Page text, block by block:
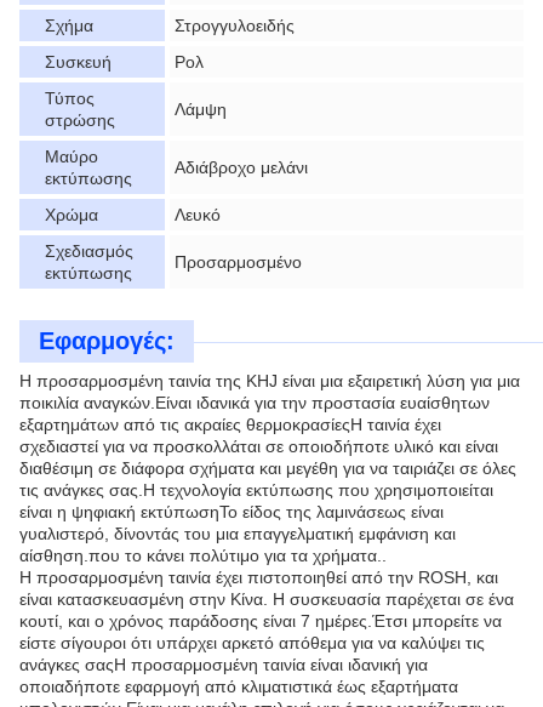
Σχήμα
Στρογγυλοειδής
Συσκευή
Ρολ
Τύπος
στρώσης
Λάμψη
Μαύρο
εκτύπωσης
Αδιάβροχο μελάνι
Χρώμα
Λευκό
Σχεδιασμός
εκτύπωσης
Προσαρμοσμένο
Εφαρμογές:
Η προσαρμοσμένη ταινία της KHJ είναι μια εξαιρετική λύση για μια
ποικιλία αναγκών.Είναι ιδανικά για την προστασία ευαίσθητων
εξαρτημάτων από τις ακραίες θερμοκρασίεςΗ ταινία έχει
σχεδιαστεί για να προσκολλάται σε οποιοδήποτε υλικό και είναι
διαθέσιμη σε διάφορα σχήματα και μεγέθη για να ταιριάζει σε όλες
τις ανάγκες σας.Η τεχνολογία εκτύπωσης που χρησιμοποιείται
είναι η ψηφιακή εκτύπωσηΤο είδος της λαμινάσεως είναι
γυαλιστερό, δίνοντάς του μια επαγγελματική εμφάνιση και
αίσθηση.που το κάνει πολύτιμο για τα χρήματα..
Η προσαρμοσμένη ταινία έχει πιστοποιηθεί από την ROSH, και
είναι κατασκευασμένη στην Κίνα. Η συσκευασία παρέχεται σε ένα
κουτί, και ο χρόνος παράδοσης είναι 7 ημέρες.Έτσι μπορείτε να
είστε σίγουροι ότι υπάρχει αρκετό απόθεμα για να καλύψει τις
ανάγκες σαςΗ προσαρμοσμένη ταινία είναι ιδανική για
οποιαδήποτε εφαρμογή από κλιματιστικά έως εξαρτήματα